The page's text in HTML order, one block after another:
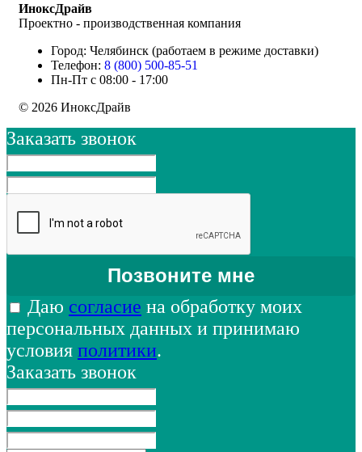
ИноксДрайв
Проектно - производственная компания
Город: Челябинск (работаем в режиме доставки)
Телефон: 8 (800) 500-85-51
Пн-Пт с 08:00 - 17:00
© 2026 ИноксДрайв
Заказать звонок
Даю согласие на обработку моих
персональных данных и принимаю
условия политики.
Заказать звонок